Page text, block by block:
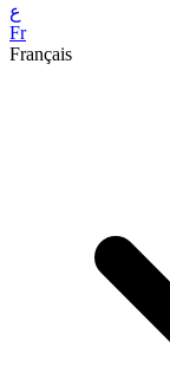
ع
Fr
Français